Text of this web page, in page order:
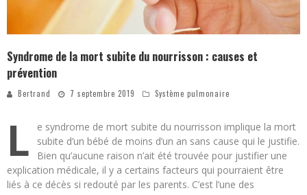
Syndrome de la mort subite du nourrisson : causes et
prévention
Bertrand 7 septembre 2019 Système pulmonaire
L
e syndrome de mort subite du nourrisson implique la mort
subite d’un bébé de moins d’un an sans cause qui le justifie.
Bien qu’aucune raison n’ait été trouvée pour justifier une
explication médicale, il y a certains facteurs qui pourraient être
liés à ce décès si redouté par les parents. C’est l’une des